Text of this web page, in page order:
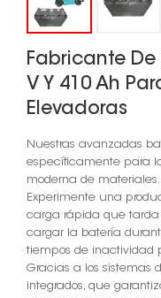
Fabricante De
V Y 410 Ah
Elevadoras
Nuestras avanzadas
específicamente para
moderna de materiales.
Experimente una
carga rápida que tarda
cargar la batería
tiempos de inactividad
Gracias a los sistemas
integrados, que